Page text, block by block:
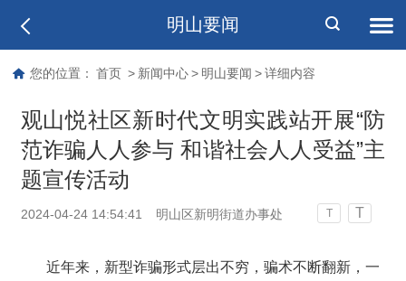
明山要闻
您的位置： 首页 > 新闻中心 > 明山要闻 > 详细内容
观山悦社区新时代文明实践站开展“防
范诈骗人人参与 和谐社会人人受益”主
题宣传活动
2024-04-24 14:54:41 明山区新明街道办事处 T T
近年来，新型诈骗形式层出不穷，骗术不断翻新，一